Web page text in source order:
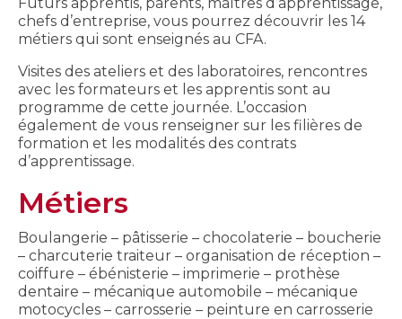
Futurs apprentis, parents, maîtres d’apprentissage,
chefs d’entreprise, vous pourrez découvrir les 14
métiers qui sont enseignés au CFA.
Visites des ateliers et des laboratoires, rencontres
avec les formateurs et les apprentis sont au
programme de cette journée. L’occasion
également de vous renseigner sur les filières de
formation et les modalités des contrats
d’apprentissage.
Métiers
Boulangerie – pâtisserie – chocolaterie – boucherie
– charcuterie traiteur – organisation de réception –
coiffure – ébénisterie – imprimerie – prothèse
dentaire – mécanique automobile – mécanique
motocycles – carrosserie – peinture en carrosserie